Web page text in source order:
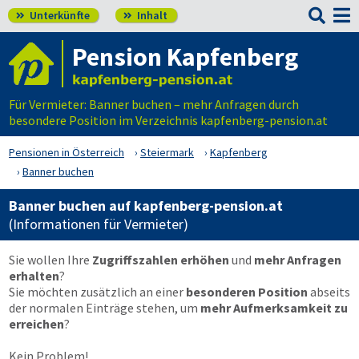
 Unterkünfte  Inhalt 
Pension Kapfenberg
Für Vermieter: Banner buchen – mehr Anfragen durch
besondere Position im Verzeichnis kapfenberg-pension.at
Pensionen in Österreich Steiermark
Kapfenberg
Banner buchen
Banner buchen auf kapfenberg-pension.at
(Informationen für Vermieter)
Sie wollen Ihre Zugriffszahlen erhöhen und mehr Anfragen
erhalten?
Sie möchten zusätzlich an einer besonderen Position abseits
der normalen Einträge stehen, um mehr Aufmerksamkeit zu
erreichen?
Kein Problem!